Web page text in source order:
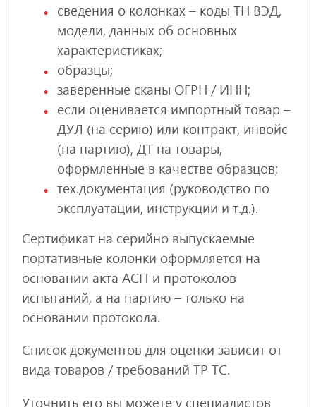
сведения о колонках – коды ТН ВЭД,
модели, данных об основных
характеристиках;
образцы;
заверенные сканы ОГРН / ИНН;
если оценивается импортный товар –
ДУЛ (на серию) или контракт, инвойс
(на партию), ДТ на товары,
оформленные в качестве образцов;
тех.документация (руководство по
эксплуатации, инструкции и т.д.).
Сертификат на серийно выпускаемые
портативные колонки оформляется на
основании акта АСП и протоколов
испытаний, а на партию – только на
основании протокола.
Список документов для оценки зависит от
вида товаров / требований ТР ТС.
Уточнить его вы можете у специалистов